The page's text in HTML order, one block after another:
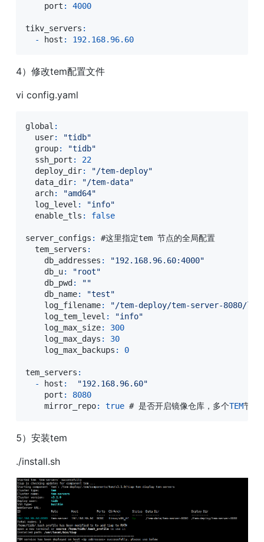
    port
: 4000
tikv_servers :
-
host : 192.168.96.60
4）修改tem配置文件
vi config.yaml
global :
  user
:
"tidb"
  group
:
"tidb"
  ssh_port
:
22
  deploy_dir
:
"/tem-deploy"
  data_dir
:
"/tem-data"
  arch
:
"amd64"
  log_level
:
"info"
  enable_tls
: false
server_configs :
#这里指定tem 节点的全局配置
  tem_servers
:
    db_addresses
:
"192.168.96.60:4000"
    db_u
:
"root"
    db_pwd
:
""
    db_name
:
"test"
    log_filename
:
"/tem-deploy/tem-server-8080/
    log_tem_level
:
"info"
    log_max_size
:
300
    log_max_days
:
30
    log_max_backups
: 0
tem_servers :
-
host :
"192.168.96.60"
    port
:
8080
    mirror_repo
: true # 是否开启镜像仓库，多个TEM节点
5）安装tem
./install.sh